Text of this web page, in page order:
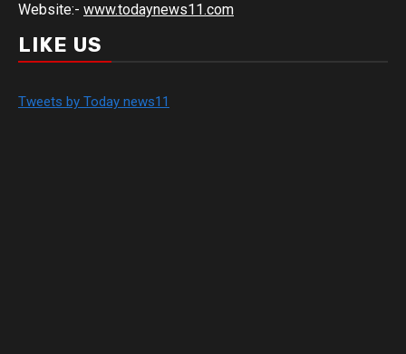
Website:- www.todaynews11.com
LIKE US
Tweets by Today news11